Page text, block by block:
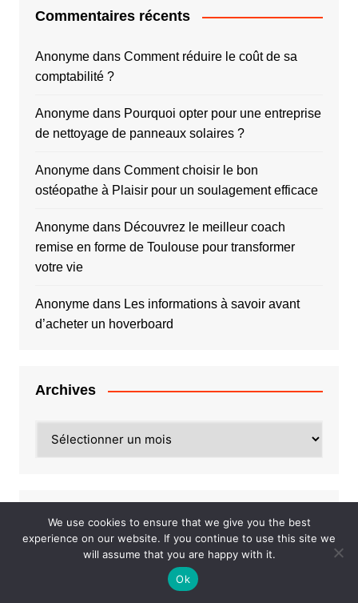
Commentaires récents
Anonymedans Comment réduire le coût de sa
comptabilité ?
Anonymedans Pourquoi opter pour une entreprise
de nettoyage de panneaux solaires ?
Anonymedans Comment choisir le bon
ostéopathe à Plaisir pour un soulagement efficace
Anonymedans Découvrez le meilleur coach
remise en forme de Toulouse pour transformer
votre vie
Anonymedans Les informations à savoir avant
d’acheter un hoverboard
Archives
Catégories
Animaux
We use cookies to ensure that we give you the best
experience on our website. If you continue to use this site we
will assume that you are happy with it.
Ok